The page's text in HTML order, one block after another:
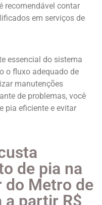
recomendável contar
em serviços de
essencial do sistema
o fluxo adequado de
manutenções
de problemas, você
pia eficiente e evitar
de pia na
do Metro de
a partir R$